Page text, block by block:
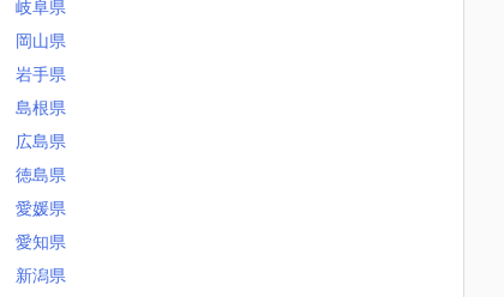
岐阜県
岡山県
岩手県
島根県
広島県
徳島県
愛媛県
愛知県
新潟県